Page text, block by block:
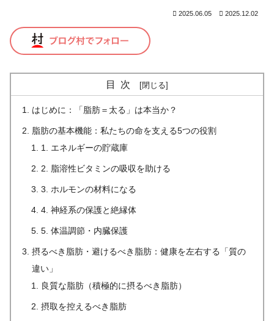
2025.06.05 2025.12.02
目次
はじめに：「脂肪＝太る」は本当か？
脂肪の基本機能：私たちの命を支える5つの役割
1. エネルギーの貯蔵庫
2. 脂溶性ビタミンの吸収を助ける
3. ホルモンの材料になる
4. 神経系の保護と絶縁体
5. 体温調節・内臓保護
摂るべき脂肪・避けるべき脂肪：健康を左右する「質の
違い」
良質な脂肪（積極的に摂るべき脂肪）
摂取を控えるべき脂肪